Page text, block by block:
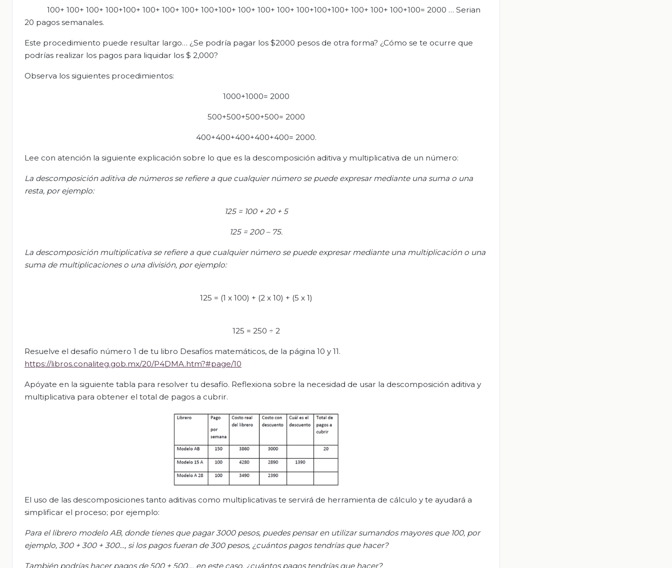
100+ 100+ 100+ 100+100+ 100+ 100+ 100+ 100+100+ 100+ 100+ 100+ 100+100+100+ 100+ 100+ 100+100= 2000 … Serian
20 pagos semanales.
Este procedimiento puede resultar largo… ¿Se podría pagar los $2000 pesos de otra forma? ¿Cómo se te ocurre que
podrías realizar los pagos para liquidar los $ 2,000?
Observa los siguientes procedimientos:
1000+1000= 2000
500+500+500+500= 2000
400+400+400+400+400= 2000.
Lee con atención la siguiente explicación sobre lo que es la descomposición aditiva y multiplicativa de un número:
La descomposición aditiva de números se refiere a que cualquier número se puede expresar mediante una suma o una
resta, por ejemplo:
125 = 100 + 20 + 5
125 = 200 – 75.
La descomposición multiplicativa se refiere a que cualquier número se puede expresar mediante una multiplicación o una
suma de multiplicaciones o una división, por ejemplo:
125 = (1 x 100) + (2 x 10) + (5 x 1)
125 = 250 ÷ 2
Resuelve el desafío número 1 de tu libro Desafíos matemáticos, de la página 10 y 11.
https://libros.conaliteg.gob.mx/20/P4DMA.htm?#page/10
Apóyate en la siguiente tabla para resolver tu desafío. Reflexiona sobre la necesidad de usar la descomposición aditiva y
multiplicativa para obtener el total de pagos a cubrir.
El uso de las descomposiciones tanto aditivas como multiplicativas te servirá de herramienta de cálculo y te ayudará a
simplificar el proceso; por ejemplo:
Para el librero modelo AB, donde tienes que pagar 3000 pesos, puedes pensar en utilizarsumandos mayores que 100, por
ejemplo, 300 + 300 + 300…, si los pagos fueran de 300 pesos, ¿cuántos pagos tendrías que hacer?
También podrías hacer pagos de 500 + 500…, en este caso, ¿cuántos pagos tendrías que hacer?